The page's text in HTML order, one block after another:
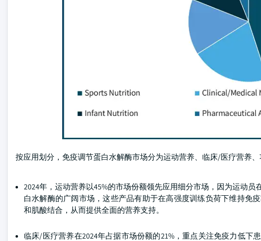
按应用划分，免疫调节蛋白水解酶市场分为运动营养、临床/医疗营养
2024年，运动营养以45%的市场份额领先应用细分市场，因为运动
白水解酶的广阔市场，这些产品有助于在高强度训练负荷下维持免
和肌酸结合，从而提供全面的营养支持。
临床/医疗营养在2024年占据市场份额的21%，重点关注免疫力低